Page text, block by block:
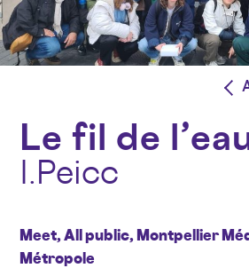
Le fil de
I.Peicc
Meet, All public, Montpellier
Métropole